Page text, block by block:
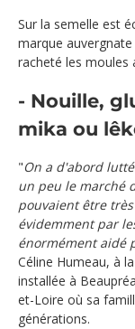
Sur la semelle est
marque
racheté les moules
- Nouille,
mika ou
"On a d'abord
un peu le marché
pouvaient être
évidemment par
énormément aidé
Céline Humeau, à
installée à
et-Loire où sa
générations.